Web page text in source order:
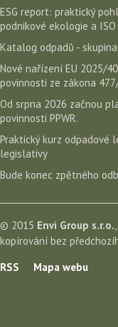
ESG report: praktický
podnikové ekologie a
Katalog odpadů -
Nové nařízení EU 2025/
povinnosti ze zákona
Od srpna 2026 začnou
povinnosti PPWR.
Praktický kurz odpadové
legislativy
Bude konec zpětného
© 2015 Envi Group s.r.o.
kopírování bez
RSS
Mapa webu